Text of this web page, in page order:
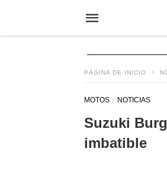
PÁGINA DE INICIO
MOTOS NOTICIAS
Suzuki
imbatible